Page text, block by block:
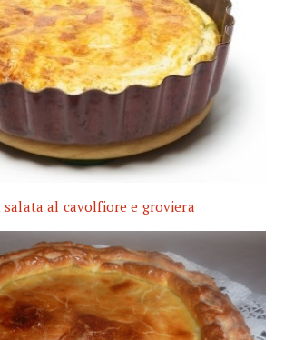
salata al cavolfiore e groviera